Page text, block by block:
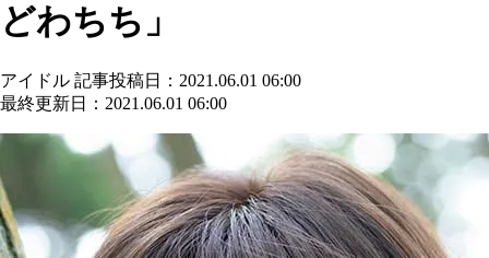
どわちち」
アイドル 記事投稿日：2021.06.01 06:00
最終更新日：2021.06.01 06:00